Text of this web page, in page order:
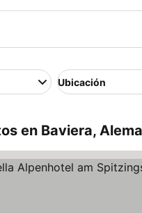
Ubicación
en Baviera,